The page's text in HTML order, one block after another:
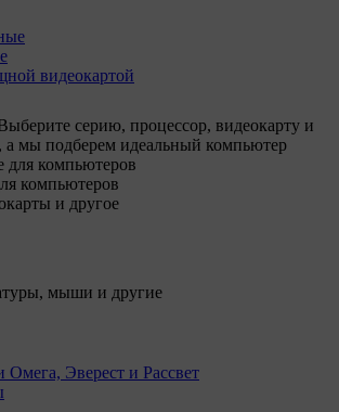
видеокартой
серию, процессор, видеокарту и
а мы подберем идеальный компьютер
компьютеров
и другое
мыши и другие
Эверест и Рассвет